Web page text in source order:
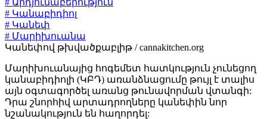
# Արդյունաբերություն
# Կանաբիդիոլ
# Կանեփ
# Մարիխուանա
Կանեփով թխվածքաբլիթ / cannakitchen.org
Մարիխուանայից հոգեմետ հատկություն չունեցող
կանաբիդիոլի (ԿԲԴ) առանձնացումը թույլ է տալիս
այն օգտագործել առանց թունավորման վտանգի:
Դրա շնորհիվ արտադրողները կանեփին նոր
նշանակություն են հաղորդել: